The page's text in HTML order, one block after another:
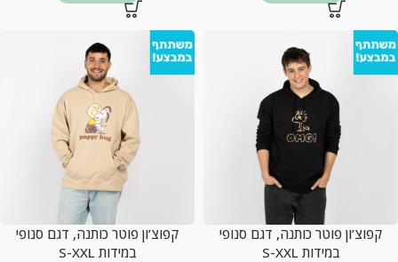
קפוצ’ון פוטר כותנה, דגם סנופי
במידות S-XXL
קפוצ’ון פוטר כותנה, דגם סנופי
במידות S-XXL